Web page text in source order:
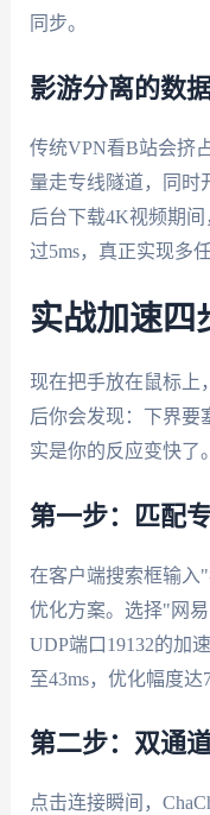
同步。
影游分离的数
传统VPN看B站会挤
量走专线隧道，同时
后台下载4K视频期
过5ms，真正实现多
实战加速四
现在把手放在鼠标上
后你会发现：下界
实是你的反应变快了。
第一步：匹配
在客户端搜索框输入
优化方案。选择"网
UDP端口19132的加
至43ms，优化幅度达
第二步：双通
点击连接瞬间，